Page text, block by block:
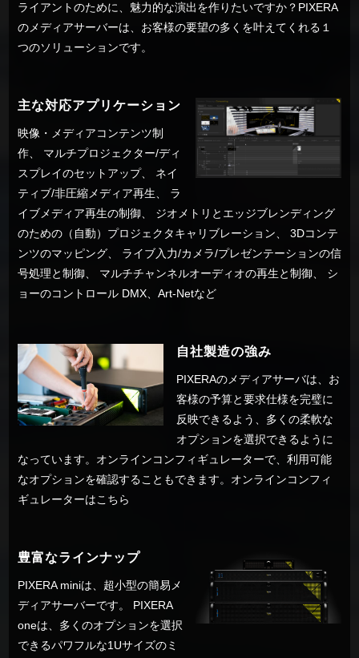
ライアントのために、魅力的な演出を作りたいですか？PIXERA
のメディアサーバーは、お客様の要望の多くを叶えてくれる１
つのソリューションです。
主な対応アプリケーション
映像・メディアコンテンツ制
作、 マルチプロジェクター/ディ
スプレイのセットアップ、 ネイ
ティブ/非圧縮メディア再生、 ラ
イブメディア再生の制御、 ジオメトリとエッジブレンディング
のための（自動）プロジェクタキャリブレーション、 3Dコンテ
ンツのマッピング、 ライブ入力/カメラ/プレゼンテーションの信
号処理と制御、 マルチチャンネルオーディオの再生と制御、 シ
ョーのコントロール DMX、Art-Netなど
自社製造の強み
PIXERAのメディアサーバは、お
客様の予算と要求仕様を完璧に
反映できるよう、多くの柔軟な
オプションを選択できるように
なっています。オンラインコンフィギュレーターで、利用可能
なオプションを確認することもできます。 オンラインコンフィ
ギュレーターはこちら
豊富なラインナップ
PIXERA miniは、超小型の簡易メ
ディアサーバーです。 PIXERA
oneは、多くのオプションを選択
できるパワフルな1Uサイズのミ